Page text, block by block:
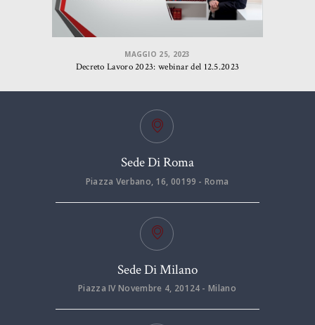
MAGGIO 25, 2023
Decreto Lavoro 2023: webinar del 12.5.2023
Sede Di Roma
Piazza Verbano, 16, 00199 - Roma
Sede Di Milano
Piazza IV Novembre 4, 20124 - Milano